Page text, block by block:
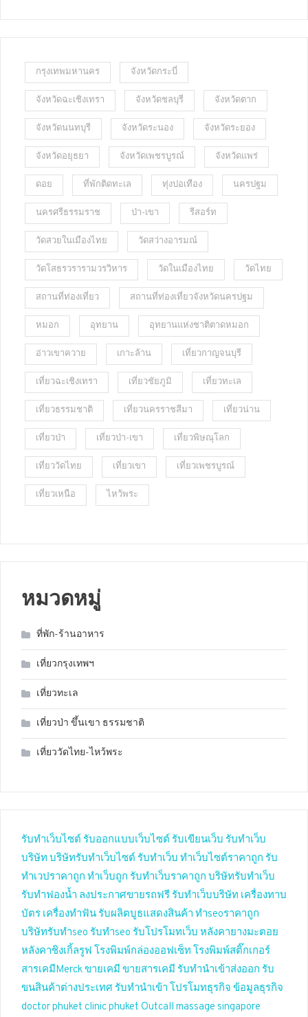
กรุงเทพมหานคร จังหวัดกระบี่
จังหวัดฉะเชิงเทรา จังหวัดชลบุรี จังหวัดตาก
จังหวัดนนทบุรี จังหวัดระนอง จังหวัดระยอง
จังหวัดอยุธยา จังหวัดเพชรบูรณ์ จังหวัดแพร่
ดอย ที่พักติดทะเล ทุ่งปอเทือง นครปฐม
นครศรีธรรมราช ป่า-เขา รีสอร์ท
วัดสวยในเมืองไทย วัดสว่างอารมณ์
วัดโสธรวรารามวรวิหาร วัดในเมืองไทย วัดไทย
สถานที่ท่องเที่ยว สถานที่ท่องเที่ยวจังหวัดนครปฐม
หมอก อุทยาน อุทยานแห่งชาติตาดหมอก
อ่าวเขาควาย เกาะล้าน เที่ยวกาญจนบุรี
เที่ยวฉะเชิงเทรา เที่ยวชัยภูมิ เที่ยวทะเล
เที่ยวธรรมชาติ เที่ยวนครราชสีมา เที่ยวน่าน
เที่ยวป่า เที่ยวป่า-เขา เที่ยวพิษณุโลก
เที่ยววัดไทย เที่ยวเขา เที่ยวเพชรบูรณ์
เที่ยวเหนือ ไหว้พระ
หมวดหมู่
ที่พัก-ร้านอาหาร
เที่ยวกรุงเทพฯ
เที่ยวทะเล
เที่ยวป่า ขึ้นเขา ธรรมชาติ
เที่ยววัดไทย-ไหว้พระ
รับทำเว็บไซต์ รับออกแบบเว็บไซต์ รับเขียนเว็บ รับทำเว็บ
บริษัท บริษัทรับทำเว็บไซต์ รับทำเว็บ ทำเว็บไซต์ราคาถูก รับ
ทำเวปราคาถูก ทำเว็บถูก รับทำเว็บราคาถูก บริษัทรับทำเว็บ
รับทำฟองน้ำ ลงประกาศขายรถฟรี รับทำเว็บบริษัท เครื่องทาบ
บัตร เครื่องทำฟัน รับผลิตบูธแสดงสินค้า ทำseoราคาถูก
บริษัทรับทำseo รับทำseo รับโปรโมทเว็บ หลังคายางมะตอย
หลังคาชิงเกิ้ลรูฟ โรงพิมพ์กล่องออฟเซ็ท โรงพิมพ์สติ๊กเกอร์
สารเคมีMerckขายเคมี ขายสารเคมี รับทำนำเข้าส่งออก รับ
ขนสินค้าต่างประเทศ รับทำนำเข้า โปรโมทธุรกิจ ข้อมูลธุรกิจ
doctor phuket clinic phuket Outcall massage singapore